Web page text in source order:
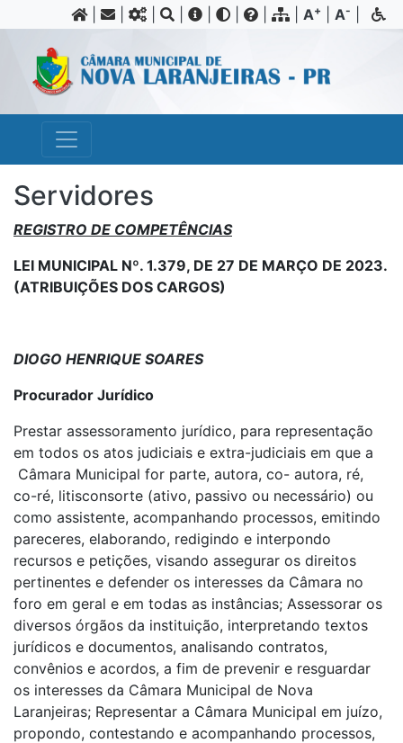
| A+ A-
Servidores
REGISTRO DE COMPETÊNCIAS
LEI MUNICIPAL Nº. 1.379, DE 27 DE MARÇO DE 2023.
(ATRIBUIÇÕES DOS CARGOS)
DIOGO HENRIQUE SOARES
Procurador Jurídico
Prestar assessoramento jurídico, para representação
em todos os atos judiciais e extra-judiciais em que a
Câmara Municipal for parte, autora, co- autora, ré,
co-ré, litisconsorte (ativo, passivo ou necessário) ou
como assistente, acompanhando processos, emitindo
pareceres, elaborando, redigindo e interpondo
recursos e petições, visando assegurar os direitos
pertinentes e defender os interesses da Câmara no
foro em geral e em todas as instâncias; Assessorar os
diversos órgãos da instituição, interpretando textos
jurídicos e documentos, analisando contratos,
convênios e acordos, a fim de prevenir e resguardar
os interesses da Câmara Municipal de Nova
Laranjeiras; Representar a Câmara Municipal em juízo,
propondo, contestando e acompanhando processos,